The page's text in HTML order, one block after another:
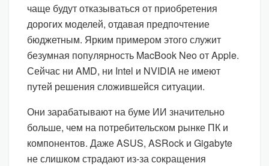
чаще будут отказываться от приобретения
дорогих моделей, отдавая предпочтение
бюджетным. Ярким примером этого служит
безумная популярность MacBook Neo от Apple.
Сейчас ни AMD, ни Intel и NVIDIA не имеют
путей решения сложившейся ситуации.
Они зарабатывают на буме ИИ значительно
больше, чем на потребительском рынке ПК и
компонентов. Даже ASUS, ASRock и Gigabyte
не слишком страдают из-за сокращения